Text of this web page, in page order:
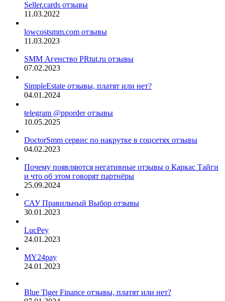
Seller.cards отзывы
11.03.2022
lowcostsmm.com отзывы
11.03.2023
SMM Агенство PRtut.ru отзывы
07.02.2023
SimpleEstate отзывы, платят или нет?
04.01.2024
telegram @pporder отзывы
10.05.2025
DoctorSmm сервис по накрутке в соцсетях отзывы
04.02.2023
Почему появляются негативные отзывы о Каркас Тайги
и что об этом говорят партнёры
25.09.2024
САУ Правильный Выбор отзывы
30.01.2023
LucPey
24.01.2023
MY24pay
24.01.2023
Blue Tiger Finance отзывы, платят или нет?